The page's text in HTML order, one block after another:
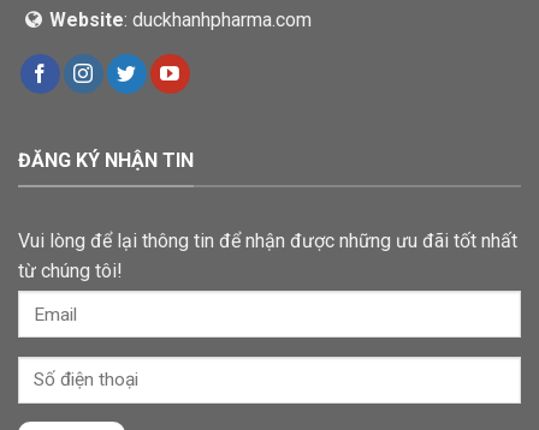
Website: duckhanhpharma.com
ĐĂNG KÝ NHẬN TIN
Vui lòng để lại thông tin để nhận được những ưu đãi tốt nhất
từ chúng tôi!